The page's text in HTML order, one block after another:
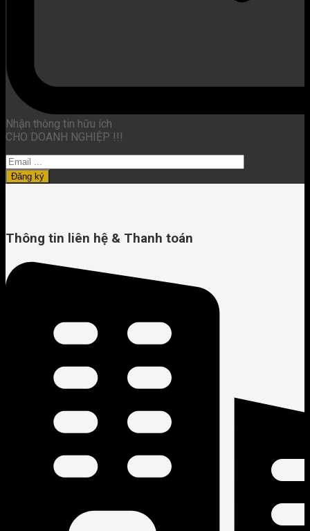
Nhận thông tin hữu ích
CHO DOANH NGHIỆP !!!
Thông tin liên hệ & Thanh toán